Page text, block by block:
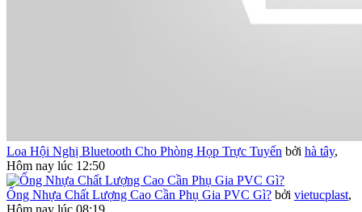
Loa Hội Nghị Bluetooth Cho Phòng Họp Trực Tuyến bởi hà tây,
Hôm nay lúc 12:50
Ống Nhựa Chất Lượng Cao Cần Phụ Gia PVC Gì? bởi vietucplast,
Hôm nay lúc 08:19